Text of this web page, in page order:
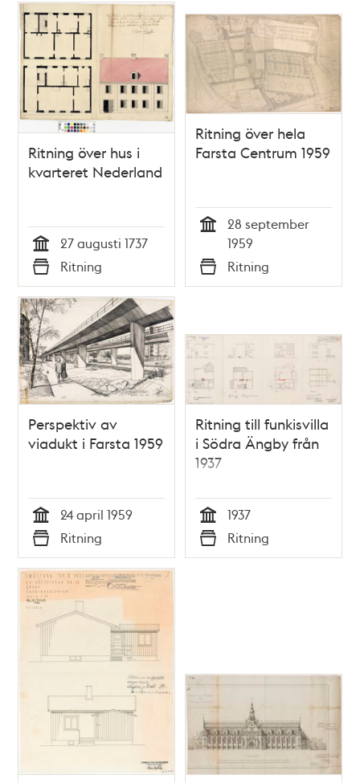
Ritning över hus i
kvarteret Nederland
Tid
27 augusti 1737
Typ
Ritning
Ritning över hela
Farsta Centrum 1959
28 september
1959
Typ
Ritning
Perspektiv av
viadukt i Farsta 1959
Tid
24 april 1959
Typ
Ritning
Ritning till funkisvilla
i Södra Ängby från
1937
Tid
1937
Typ
Ritning